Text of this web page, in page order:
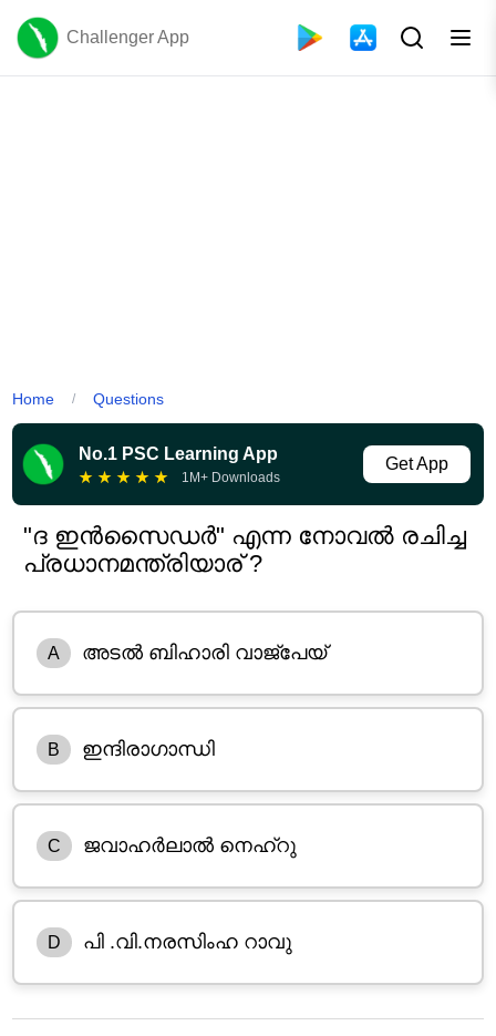
Challenger App
Home / Questions
No.1 PSC Learning App
★ ★ ★ ★ ★ 1M+ Downloads
Get App
"ദ ഇൻസൈഡർ" എന്ന നോവൽ രചിച്ച
പ്രധാനമന്ത്രിയാര് ?
A അടൽ ബിഹാരി വാജ്‌പേയ്
B ഇന്ദിരാഗാന്ധി
C ജവാഹർലാൽ നെഹ്‌റു
D പി .വി.നരസിംഹ റാവു